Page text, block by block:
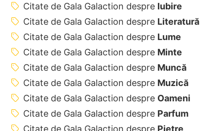
Citate de Gala Galaction despre Iubire
Citate de Gala Galaction despre Literatură
Citate de Gala Galaction despre Lume
Citate de Gala Galaction despre Minte
Citate de Gala Galaction despre Muncă
Citate de Gala Galaction despre Muzică
Citate de Gala Galaction despre Oameni
Citate de Gala Galaction despre Parfum
Citate de Gala Galaction despre Pietre